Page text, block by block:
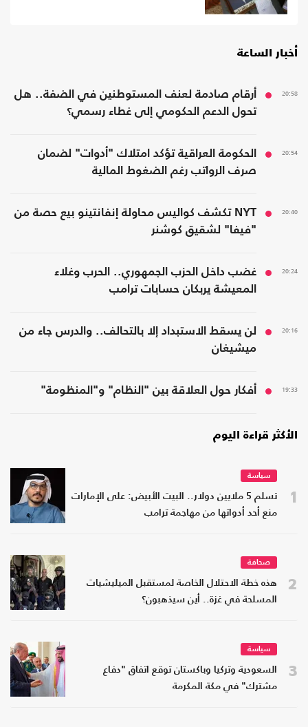
أخبار الساعة
20:58
أرقام صادمة لعنف المستوطنين في الضفة.. هل
تحول الدعم الحكومي إلى غطاء رسمي؟
20:54
الحكومة العراقية تؤكد امتلاك "أدوات" لضمان
صرف الرواتب رغم الضغوط المالية
20:40
NYT تكشف كواليس محاولة إنفانتينو بيع حصة من
"فيفا" لشقيق كوشنر
20:24
غضب داخل الحزب الجمهوري.. الحرب وغلاء
المعيشة يربكان حسابات ترامب
20:16
لن يسقط الاستبداد إلا بالتحالف.. والدرس جاء من
ميشيغان
19:33 أفكار حول العلاقة بين "النظام" و"المنظومة"
الأكثر قراءة اليوم
1
سياسة
تسلم 5 ملايين دولار.. البيت الأبيض: على الإمارات
منع أحد أدواتها من مهاجمة ترامب
2
صحافة
هذه خطة الاحتلال الخاصة لمستقبل الميليشيات
المسلحة في غزة.. أين سيذهبون؟
3
سياسة
السعودية وتركيا وباكستان توقع اتفاق "دفاع
مشترك" في مكة المكرمة